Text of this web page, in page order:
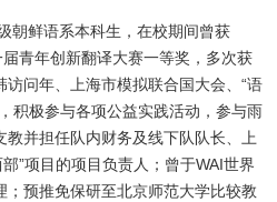
朝鲜语系本科生，在校期间曾获
青年创新翻译大赛一等奖，多次获
问年、上海市模拟联合国大会、“语
积极参与各项公益实践活动，参与雨
并担任队内财务及线下队队长、上
”项目的项目负责人；曾于WAI世界
预推免保研至北京师范大学比较教